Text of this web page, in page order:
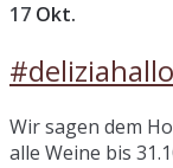
17 Okt.
Wir sagen dem
alle Weine bis